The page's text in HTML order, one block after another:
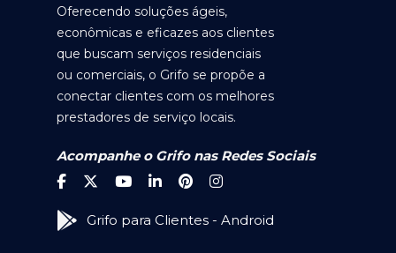
Oferecendo soluções ágeis,
econômicas e eficazes aos clientes
que buscam serviços residenciais
ou comerciais, o Grifo se propõe a
conectar clientes com os melhores
prestadores de serviço locais.
Acompanhe o Grifo nas Redes Sociais
Grifo para Clientes - Android